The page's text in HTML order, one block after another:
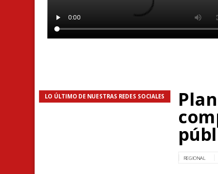
LO ÚLTIMO DE NUESTRAS REDES SOCIALES
REGIONAL